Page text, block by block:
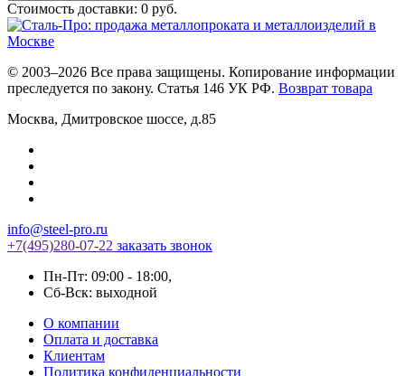
Стоимость доставки: 0 руб.
© 2003–2026 Все права защищены. Копирование информации
преследуется по закону. Статья 146 УК РФ. Возврат товара
Москва, Дмитровское шоссе, д.85
info@steel-pro.ru
+7(495)280-07-22 заказать звонок
Пн-Пт: 09:00 - 18:00,
Cб-Вск: выходной
О компании
Оплата и доставка
Клиентам
Политика конфиденциальности